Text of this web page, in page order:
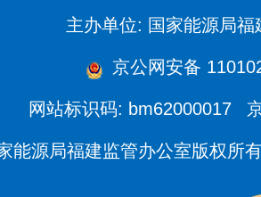
主办单位: 国家能源局福
京公网安备
网站标识码: bm62000017
能源局福建监管办公室版权所